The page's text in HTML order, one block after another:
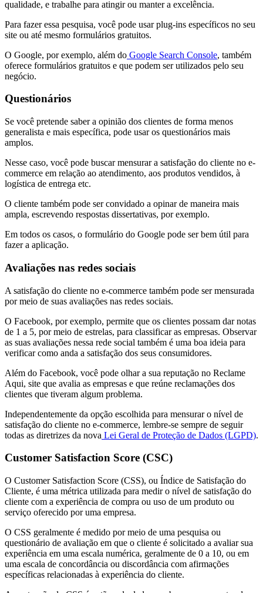
qualidade, e trabalhe para atingir ou manter a excelência.
Para fazer essa pesquisa, você pode usar plug-ins específicos no seu
site ou até mesmo formulários gratuitos.
O Google, por exemplo, além do Google Search Console, também
oferece formulários gratuitos e que podem ser utilizados pelo seu
negócio.
Questionários
Se você pretende saber a opinião dos clientes de forma menos
generalista e mais específica, pode usar os questionários mais
amplos.
Nesse caso, você pode buscar mensurar a satisfação do cliente no e-
commerce em relação ao atendimento, aos produtos vendidos, à
logística de entrega etc.
O cliente também pode ser convidado a opinar de maneira mais
ampla, escrevendo respostas dissertativas, por exemplo.
Em todos os casos, o formulário do Google pode ser bem útil para
fazer a aplicação.
Avaliações nas redes sociais
A satisfação do cliente no e-commerce também pode ser mensurada
por meio de suas avaliações nas redes sociais.
O Facebook, por exemplo, permite que os clientes possam dar notas
de 1 a 5, por meio de estrelas, para classificar as empresas. Observar
as suas avaliações nessa rede social também é uma boa ideia para
verificar como anda a satisfação dos seus consumidores.
Além do Facebook, você pode olhar a sua reputação no Reclame
Aqui, site que avalia as empresas e que reúne reclamações dos
clientes que tiveram algum problema.
Independentemente da opção escolhida para mensurar o nível de
satisfação do cliente no e-commerce, lembre-se sempre de seguir
todas as diretrizes da nova Lei Geral de Proteção de Dados (LGPD).
Customer Satisfaction Score (CSC)
O Customer Satisfaction Score (CSS), ou Índice de Satisfação do
Cliente, é uma métrica utilizada para medir o nível de satisfação do
cliente com a experiência de compra ou uso de um produto ou
serviço oferecido por uma empresa.
O CSS geralmente é medido por meio de uma pesquisa ou
questionário de avaliação em que o cliente é solicitado a avaliar sua
experiência em uma escala numérica, geralmente de 0 a 10, ou em
uma escala de concordância ou discordância com afirmações
específicas relacionadas à experiência do cliente.